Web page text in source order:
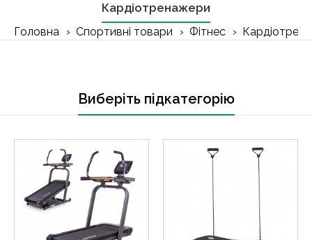
Кардіотренажери
Головна Спортивні товари Фітнес
Виберіть підкатегорію